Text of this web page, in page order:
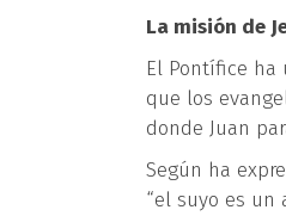
La misión de
El Pontífice ha
que los
donde Juan
Según ha
“el suyo es un